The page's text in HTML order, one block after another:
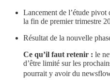
Lancement de l’étude
la fin de premier trimestre
Résultat de la nouvelle
Ce qu’il faut retenir : le
d’être limité sur les
pourrait y avoir du